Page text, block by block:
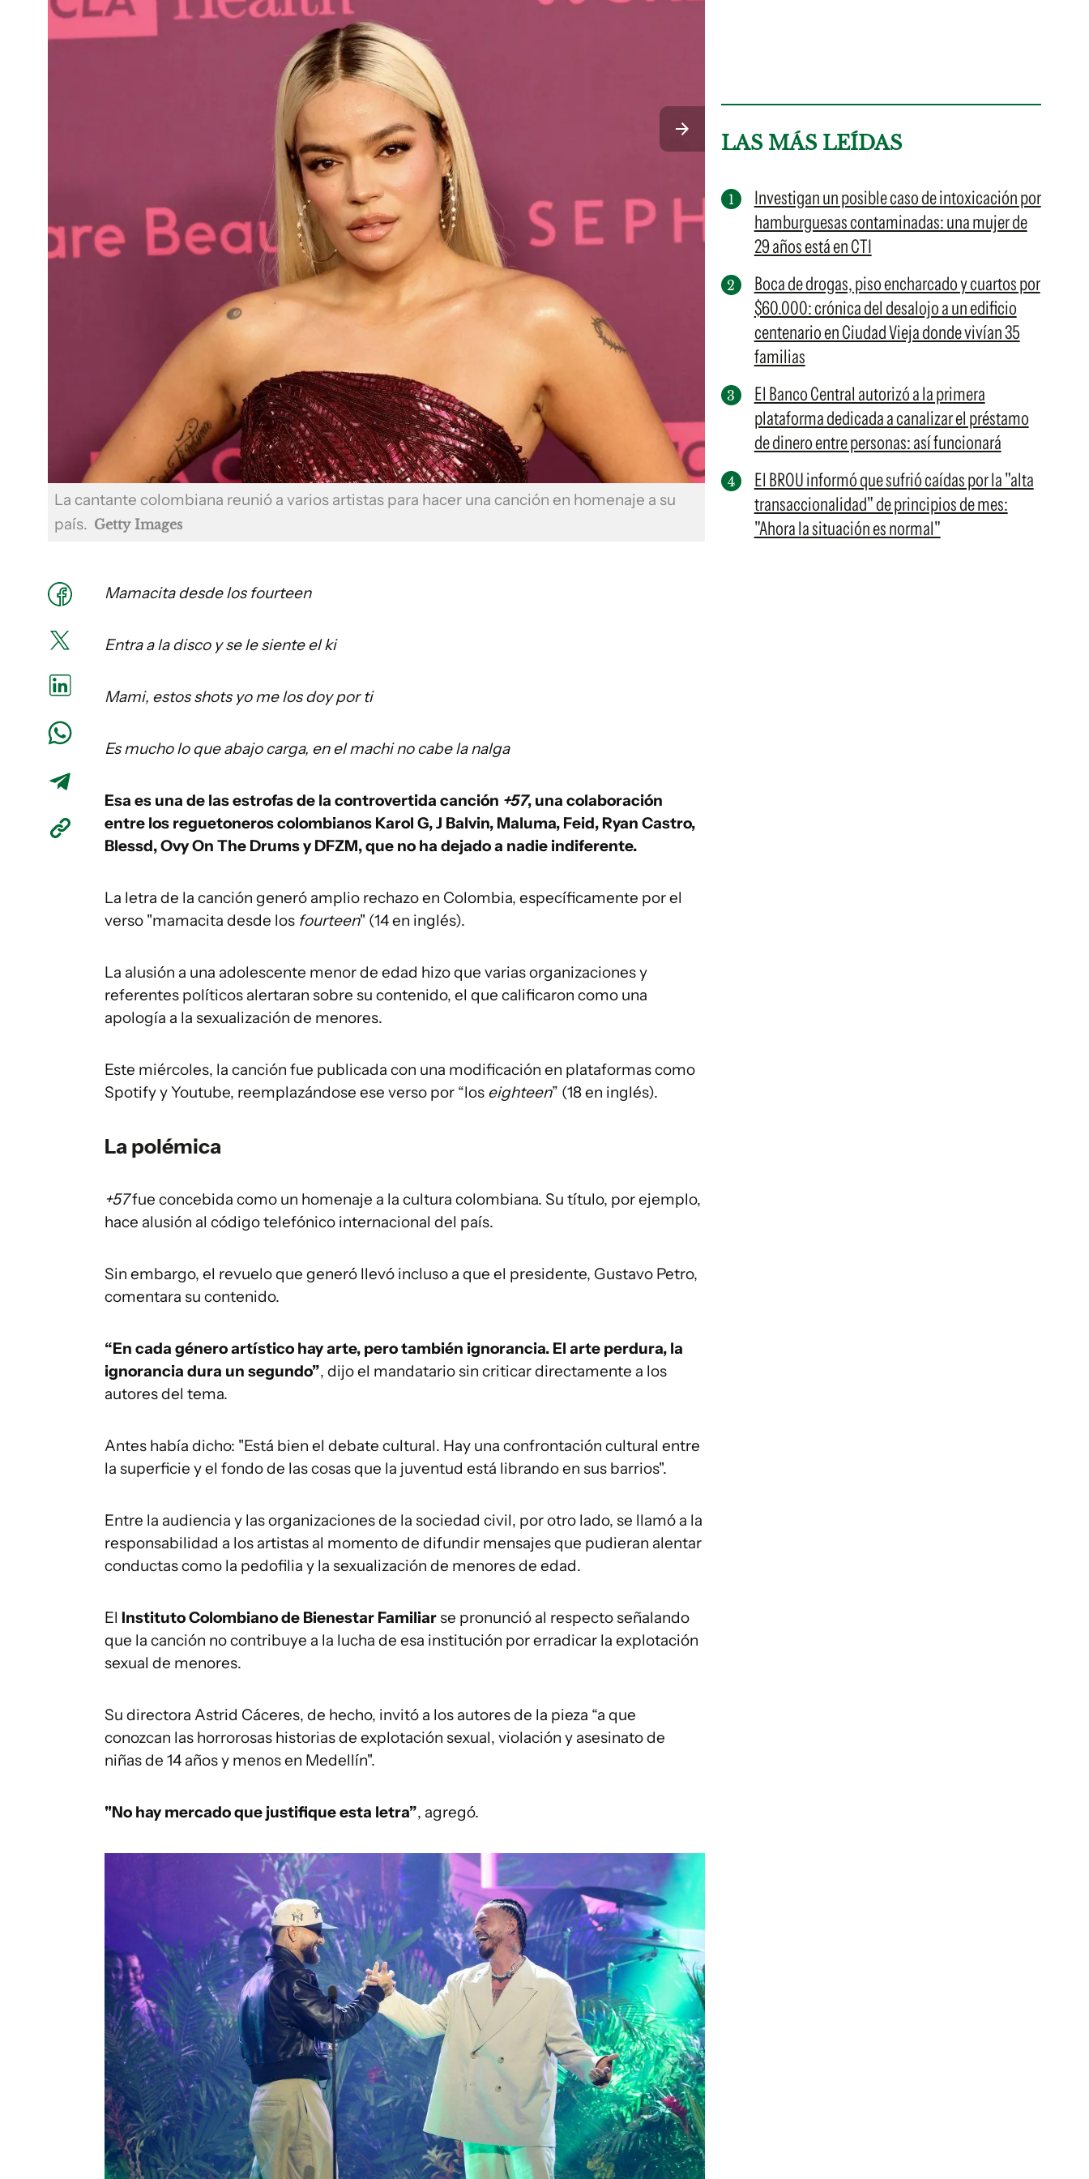
La cantante colombiana reunió a varios artistas para hacer una canción en homenaje a su
país. Getty Images
Mamacita desde los fourteen
Entra a la disco y se le siente el ki
Mami, estos shots yo me los doy por ti
Es mucho lo que abajo carga, en el machi no cabe la nalga
Esa es una de las estrofas de la controvertida canción +57, una colaboración
entre los reguetoneros colombianos Karol G, J Balvin, Maluma, Feid, Ryan Castro,
Blessd, Ovy On The Drums y DFZM, que no ha dejado a nadie indiferente.
La letra de la canción generó amplio rechazo en Colombia, específicamente por el
verso "mamacita desde los fourteen" (14 en inglés).
La alusión a una adolescente menor de edad hizo que varias organizaciones y
referentes políticos alertaran sobre su contenido, el que calificaron como una
apología a la sexualización de menores.
Este miércoles, la canción fue publicada con una modificación en plataformas como
Spotify y Youtube, reemplazándose ese verso por “los eighteen” (18 en inglés).
La polémica
+57fue concebida como un homenaje a la cultura colombiana. Su título, por ejemplo,
hace alusión al código telefónico internacional del país.
Sin embargo, el revuelo que generó llevó incluso a que el presidente, Gustavo Petro,
comentara su contenido.
“En cada género artístico hay arte, pero también ignorancia. El arte perdura, la
ignorancia dura un segundo”, dijo el mandatario sin criticar directamente a los
autores del tema.
Antes había dicho: "Está bien el debate cultural. Hay una confrontación cultural entre
la superficie y el fondo de las cosas que la juventud está librando en sus barrios".
Entre la audiencia y las organizaciones de la sociedad civil, por otro lado, se llamó a la
responsabilidad a los artistas al momento de difundir mensajes que pudieran alentar
conductas como la pedofilia y la sexualización de menores de edad.
El Instituto Colombiano de Bienestar Familiarse pronunció al respecto señalando
que la canción no contribuye a la lucha de esa institución por erradicar la explotación
sexual de menores.
Su directora Astrid Cáceres, de hecho, invitó a los autores de la pieza “a que
conozcan las horrorosas historias de explotación sexual, violación y asesinato de
niñas de 14 años y menos en Medellín".
"No hay mercado que justifique esta letra”, agregó.
LAS MÁS LEÍDAS
Investigan un posible caso de intoxicación por
hamburguesas contaminadas: una mujer de
29 años está en CTI
Boca de drogas, piso encharcado y cuartos por
$60.000: crónica del desalojo a un edificio
centenario en Ciudad Vieja donde vivían 35
familias
El Banco Central autorizó a la primera
plataforma dedicada a canalizar el préstamo
de dinero entre personas: así funcionará
El BROU informó que sufrió caídas por la "alta
transaccionalidad" de principios de mes:
"Ahora la situación es normal"